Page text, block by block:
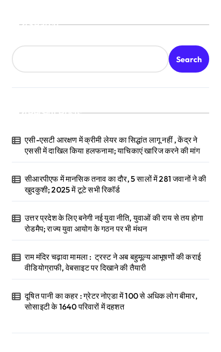
Search
Search
Recent Posts
एसी-एसटी आरक्षण में क्रीमी लेयर का सिद्धांत लागू नहीं , केंद्र ने
एससी में दाखिल किया हलफनामा; याचिकाएं खारिज करने की मांग
सीआरपीएफ में मानसिक तनाव का दौर, 5 सालों में 281 जवानों ने की
खुदकुशी; 2025 में टूटे सभी रिकॉर्ड
उत्तर प्रदेश के लिए बनेगी नई युवा नीति, युवाओं की राय से तय होगा
रोडमैप; राज्य युवा आयोग के गठन पर भी मंथन
राम मंदिर चढ़ावा मामला : ट्रस्ट ने अब बहुमूल्य आभूषणों की कराई
वीडियोग्राफी, वेबसाइट पर दिखाने की तैयारी
दूषित पानी का कहर : ग्रेटर नोएडा में 100 से अधिक लोग बीमार,
सोसाइटी के 1640 परिवारों में दहशत